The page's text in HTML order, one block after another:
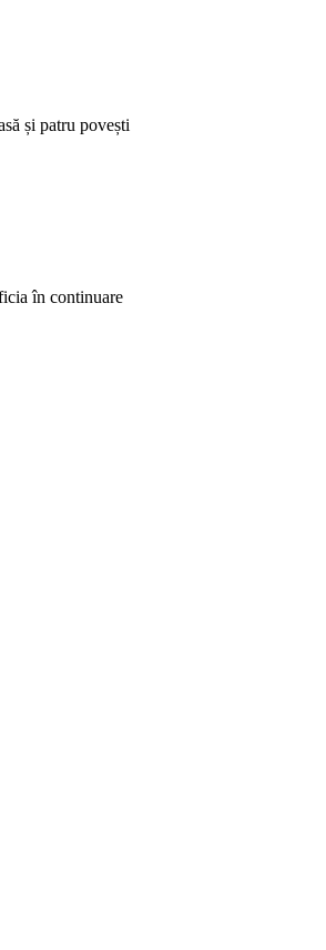
și patru povești
în continuare